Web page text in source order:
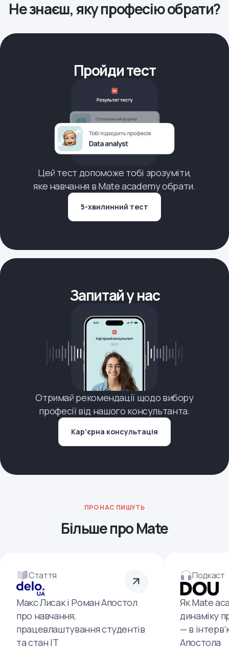
Не знаєш, яку професію обрати?
Пройди тест
Цей тест допоможе тобі зрозуміти,
яке навчання в Mate academy обрати.
5-хвилинний тест
Запитай у нас
Отримай рекомендації щодо вибору
професії від нашого консультанта.
Кар’єрна консультація
ПРО НАС ПИШУТЬ
Більше про Mate
Стаття
Макс Лисак і Роман Апостол
про навчання,
працевлаштування студентів
та стан ІТ
Подкаст
Як Mate
динаміку
— в
Апостола